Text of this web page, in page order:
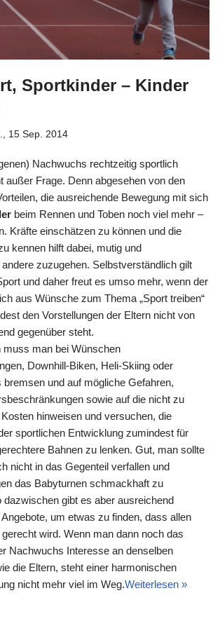
Sportkinder – Kinder
15 Sep. 2014
Nachwuchs rechtzeitig sportlich
außer Frage. Denn abgesehen von den
die ausreichende Bewegung mit sich
beim Rennen und Toben noch viel mehr –
Kräfte einschätzen zu können und die
kennen hilft dabei, mutig und
zuzugehen. Selbstverständlich gilt
und daher freut es umso mehr, wenn der
aus Wünsche zum Thema „Sport treiben“
den Vorstellungen der Eltern nicht von
gegenüber steht.
muss man bei Wünschen
Downhill-Biken, Heli-Skiing oder
bremsen und auf mögliche Gefahren,
sowie auf die nicht zu
hinweisen und versuchen, die
sportlichen Entwicklung zumindest für
Bahnen zu lenken. Gut, man sollte
nicht in das Gegenteil verfallen und
das Babyturnen schmackhaft zu
dazwischen gibt es aber ausreichend
um etwas zu finden, dass allen
wird. Wenn man dann noch das
Nachwuchs Interesse an denselben
die Eltern, steht einer harmonischen
nicht mehr viel im Weg.Weiterlesen »